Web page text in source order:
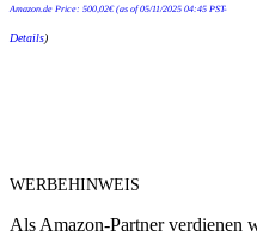
Amazon.de Price: 500,02€(as of 05/11/2025 04:45 PST-
Details)
WERBEHINWEIS
Als Amazon-Partner verdienen